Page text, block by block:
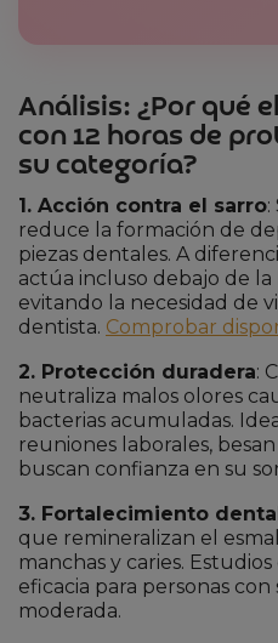
Análisis: ¿Por qué
con 12 horas de
su categoría?
1. Acción contra el sarro:
reduce la formación de
piezas dentales. A
actúa incluso debajo de la
evitando la necesidad de
dentista. Comprobar
2. Protección duradera:
neutraliza malos olores
bacterias acumuladas.
reuniones laborales,
buscan confianza en su
3. Fortalecimiento
que remineralizan el
manchas y caries.
eficacia para personas con
moderada.